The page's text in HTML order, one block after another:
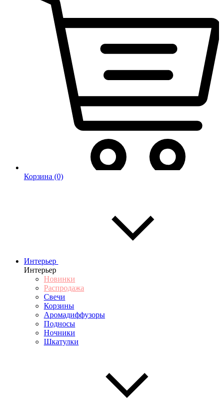
Корзина (0)
Интерьер
Интерьер
Новинки
Распродажа
Свечи
Корзины
Аромадиффузоры
Подносы
Ночники
Шкатулки